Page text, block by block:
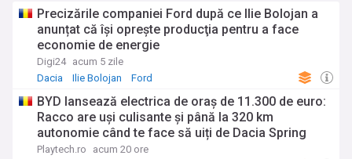
Precizările companiei Ford după ce Ilie Bolojan a
anunțat că își oprește producţia pentru a face
economie de energie
Digi24 acum 5 zile
Dacia
Ilie Bolojan Ford
BYD lansează electrica de oraș de 11.300 de euro:
Racco are uși culisante și până la 320 km
autonomie când te face să uiți de Dacia Spring
Playtech.ro
acum 20 ore